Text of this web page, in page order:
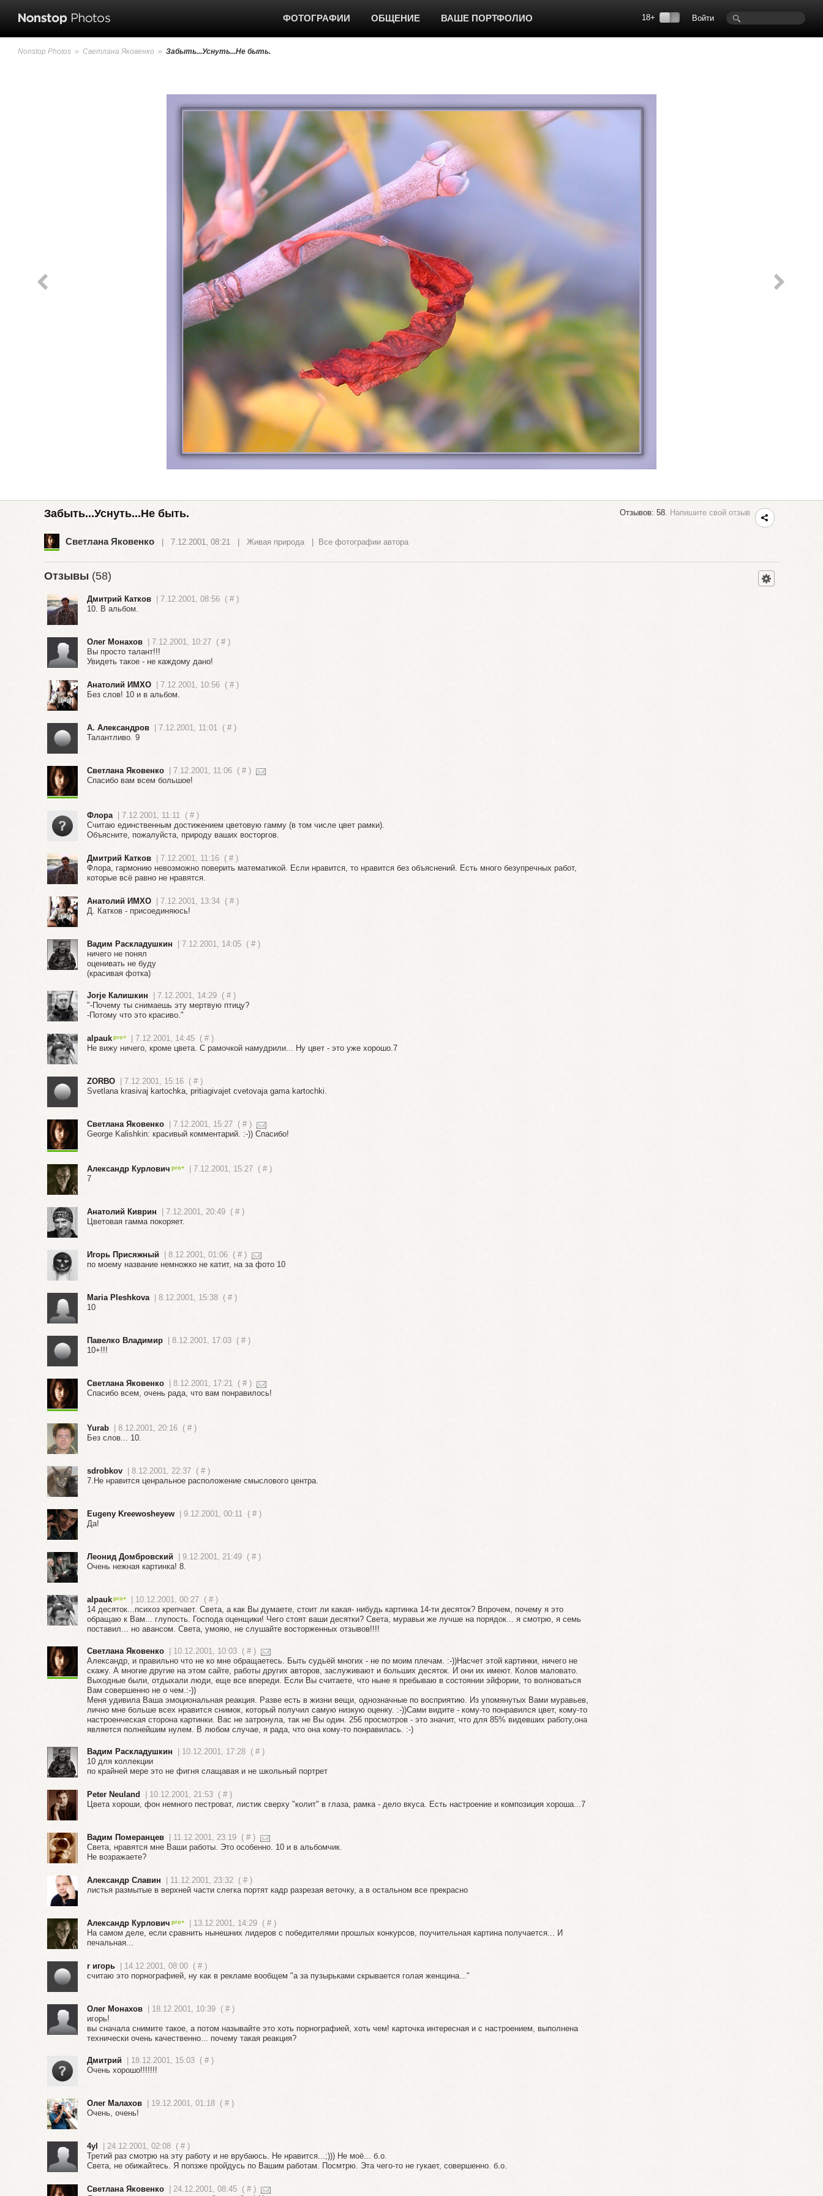
Войти
18+
ФОТОГРАФИИ ОБЩЕНИЕ ВАШЕ ПОРТФОЛИО
Nonstop Photos » Светлана Яковенко » Забыть...Уснуть...Не быть.
Отзывов: 58. Напишите свой отзыв
Забыть...Уснуть...Не быть.
Светлана Яковенко | 7.12.2001, 08:21 | Живая природа Все фотографии автора
Отзывы (58)
Дмитрий Катков | 7.12.2001, 08:56 ( # )
10. В альбом.
Олег Монахов | 7.12.2001, 10:27 ( # )
Вы просто талант!!!
Увидеть такое - не каждому дано!
Анатолий ИМХО | 7.12.2001, 10:56 ( # )
Без слов! 10 и в альбом.
А. Александров | 7.12.2001, 11:01 ( # )
Талантливо. 9
Светлана Яковенко | 7.12.2001, 11:06 ( # )
Спасибо вам всем большое!
Флора | 7.12.2001, 11:11 ( # )
Считаю единственным достижением цветовую гамму (в том числе цвет рамки).
Объясните, пожалуйста, природу ваших восторгов.
Дмитрий Катков | 7.12.2001, 11:16 ( # )
Флора, гармонию невозможно поверить математикой. Если нравится, то нравится без объяснений. Есть много безупречных работ,
которые всё равно не нравятся.
Анатолий ИМХО | 7.12.2001, 13:34 ( # )
Д. Катков - присоединяюсь!
Вадим Раскладушкин | 7.12.2001, 14:05 ( # )
ничего не понял
оценивать не буду
(красивая фотка)
Jorje Калишкин | 7.12.2001, 14:29 ( # )
"-Почему ты снимаешь эту мертвую птицу?
-Потому что это красиво."
alpauk | 7.12.2001, 14:45 ( # )
Не вижу ничего, кроме цвета. С рамочкой намудрили... Ну цвет - это уже хорошо.7
ZORBO | 7.12.2001, 15:16 ( # )
Svetlana krasivaj kartochka, pritiagivajet cvetovaja gama kartochki.
Светлана Яковенко | 7.12.2001, 15:27 ( # )
George Kalishkin: красивый комментарий. :-)) Спасибо!
Александр Курлович | 7.12.2001, 15:27 ( # )
7
Анатолий Киврин | 7.12.2001, 20:49 ( # )
Цветовая гамма покоряет.
Игорь Присяжный | 8.12.2001, 01:06 ( # )
по моему название немножко не катит, на за фото 10
Maria Pleshkova | 8.12.2001, 15:38 ( # )
10
Павелко Владимир | 8.12.2001, 17:03 ( # )
10+!!!
Светлана Яковенко | 8.12.2001, 17:21 ( # )
Спасибо всем, очень рада, что вам понравилось!
Yurab | 8.12.2001, 20:16 ( # )
Без слов... 10.
sdrobkov | 8.12.2001, 22:37 ( # )
7.Не нравится ценральное расположение смыслового центра.
Eugeny Kreewosheyew | 9.12.2001, 00:11 ( # )
Да!
Леонид Домбровский | 9.12.2001, 21:49 ( # )
Очень нежная картинка! 8.
alpauk | 10.12.2001, 00:27 ( # )
14 десяток...психоз крепчает. Света, а как Вы думаете, стоит ли какая- нибудь картинка 14-ти десяток? Впрочем, почему я это
обращаю к Вам... глупость. Господа оценщики! Чего стоят ваши десятки? Света, муравьи же лучше на порядок... я смотрю, я семь
поставил... но авансом. Света, умояю, не слушайте восторженных отзывов!!!!
Светлана Яковенко | 10.12.2001, 10:03 ( # )
Александр, и правильно что не ко мне обращаетесь. Быть судьёй многих - не по моим плечам. :-))Насчет этой картинки, ничего не
скажу. А многие другие на этом сайте, работы других авторов, заслуживают и больших десяток. И они их имеют. Колов маловато.
Выходные были, отдыхали люди, еще все впереди. Если Вы считаете, что ныне я пребываю в состоянии эйфории, то волноваться
Вам совершенно не о чем.:-))
Меня удивила Ваша эмоциональная реакция. Разве есть в жизни вещи, однозначные по восприятию. Из упомянутых Вами муравьев,
лично мне больше всех нравится снимок, который получил самую низкую оценку. :-))Сами видите - кому-то понравился цвет, кому-то
настроенческая сторона картинки. Вас не затронула, так не Вы один. 256 просмотров - это значит, что для 85% видевших работу,она
является полнейшим нулем. В любом случае, я рада, что она кому-то понравилась. :-)
Вадим Раскладушкин | 10.12.2001, 17:28 ( # )
10 для коллекции
по крайней мере это не фигня слащавая и не школьный портрет
Peter Neuland | 10.12.2001, 21:53 ( # )
Цвета хороши, фон немного пестроват, листик сверху "колит" в глаза, рамка - дело вкуса. Есть настроение и композиция хороша...7
Вадим Померанцев | 11.12.2001, 23:19 ( # )
Света, нравятся мне Ваши работы. Это особенно. 10 и в альбомчик.
Не возражаете?
Александр Славин | 11.12.2001, 23:32 ( # )
листья размытые в верхней части слегка портят кадр разрезая веточку, а в остальном все прекрасно
Александр Курлович | 13.12.2001, 14:29 ( # )
На самом деле, если сравнить нынешних лидеров с победителями прошлых конкурсов, поучительная картина получается... И
печальная...
r игорь | 14.12.2001, 08:00 ( # )
считаю это порнографией, ну как в рекламе вообщем "а за пузырьками скрывается голая женщина..."
Олег Монахов | 18.12.2001, 10:39 ( # )
игорь!
вы сначала снимите такое, а потом называйте это хоть порнографией, хоть чем! карточка интересная и с настроением, выполнена
технически очень качественно... почему такая реакция?
Дмитрий | 18.12.2001, 15:03 ( # )
Очень хорошо!!!!!!!
Олег Малахов | 19.12.2001, 01:18 ( # )
Очень, очень!
4yl | 24.12.2001, 02:08 ( # )
Третий раз смотрю на эту работу и не врубаюсь. Не нравится...;))) Не моё... б.о.
Света, не обижайтесь. Я попзже пройдусь по Вашим работам. Посмтрю. Эта чего-то не гукает, совершенно. б.о.
Светлана Яковенко | 24.12.2001, 08:45 ( # )